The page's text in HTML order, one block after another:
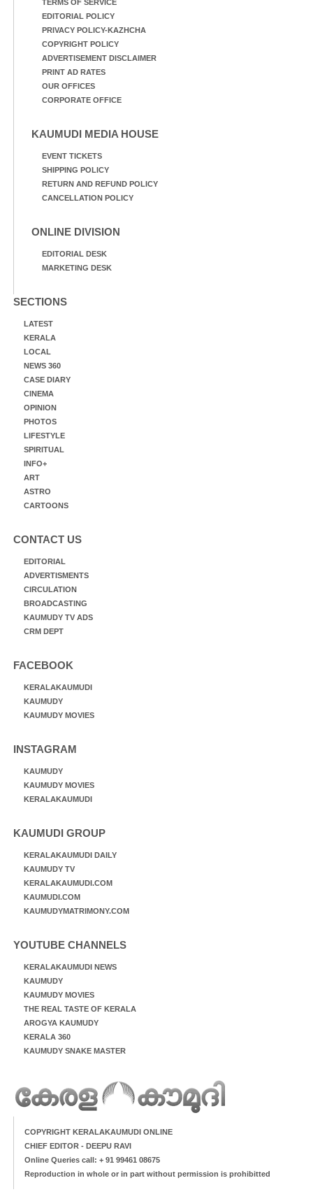
TERMS OF SERVICE
EDITORIAL POLICY
PRIVACY POLICY-KAZHCHA
COPYRIGHT POLICY
ADVERTISEMENT DISCLAIMER
PRINT AD RATES
OUR OFFICES
CORPORATE OFFICE
KAUMUDI MEDIA HOUSE
EVENT TICKETS
SHIPPING POLICY
RETURN AND REFUND POLICY
CANCELLATION POLICY
ONLINE DIVISION
EDITORIAL DESK
MARKETING DESK
SECTIONS
LATEST
KERALA
LOCAL
NEWS 360
CASE DIARY
CINEMA
OPINION
PHOTOS
LIFESTYLE
SPIRITUAL
INFO+
ART
ASTRO
CARTOONS
CONTACT US
EDITORIAL
ADVERTISMENTS
CIRCULATION
BROADCASTING
KAUMUDY TV ADS
CRM DEPT
FACEBOOK
KERALAKAUMUDI
KAUMUDY
KAUMUDY MOVIES
INSTAGRAM
KAUMUDY
KAUMUDY MOVIES
KERALAKAUMUDI
KAUMUDI GROUP
KERALAKAUMUDI DAILY
KAUMUDY TV
KERALAKAUMUDI.COM
KAUMUDI.COM
KAUMUDYMATRIMONY.COM
YOUTUBE CHANNELS
KERALAKAUMUDI NEWS
KAUMUDY
KAUMUDY MOVIES
THE REAL TASTE OF KERALA
AROGYA KAUMUDY
KERALA 360
KAUMUDY SNAKE MASTER
COPYRIGHT KERALAKAUMUDI ONLINE
CHIEF EDITOR - DEEPU RAVI
Online Queries call: + 91 99461 08675
Reproduction in whole or in part without permission is prohibitted